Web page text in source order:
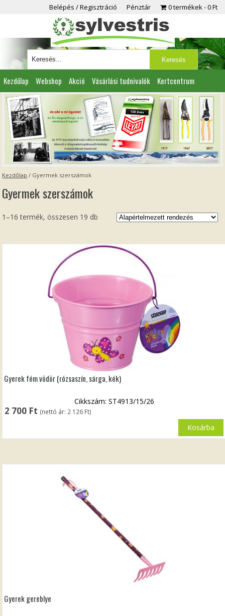
Belépés / Regisztráció Pénztár 0 termékek 0 Ft
Kezdőlap Webshop Akció Vásárlási tudnivalók Kertcentrum
Viszonteladóknak Partnereink Kapcsolat
Kezdőlap / Gyermek szerszámok
Gyermek szerszámok
1–16 termék, összesen 19 db
Gyerek fém vödör (rózsaszín, sárga, kék)
2 700 Ft (nettó ár: 2 126 Ft)
Cikkszám: ST4913/15/26
Kosárba
Gyerek gereblye